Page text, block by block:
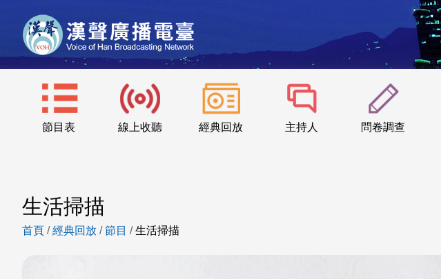
節目表 線上收聽 經典回放 主持人 問卷調查
生活掃描
首頁 /經典回放 /節目 /生活掃描